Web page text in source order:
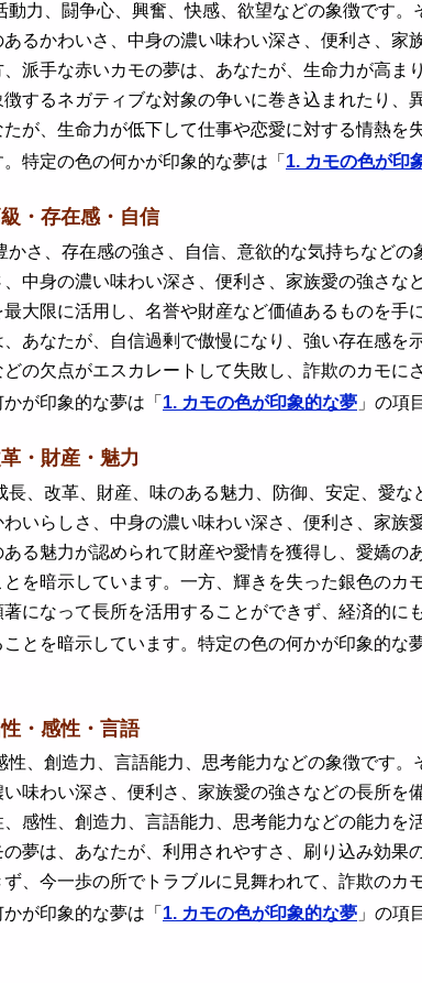
力、闘争心、興奮、快感、欲望などの象徴です
るかわいさ、中身の濃い味わい深さ、便利さ、
派手な赤いカモの夢は、あなたが、生命力が高
するネガティブな対象の争いに巻き込まれたり
が、生命力が低下して仕事や恋愛に対する情熱
特定の色の何かが印象的な夢は「 1. カモの色が印
・存在感・自信
さ、存在感の強さ、自信、意欲的な気持ちなど
中身の濃い味わい深さ、便利さ、家族愛の強さ
大限に活用し、名誉や財産など価値あるものを
あなたが、自信過剰で傲慢になり、強い存在感
の欠点がエスカレートして失敗し、詐欺のカモ
が印象的な夢は「 1. カモの色が印象的な夢 」の項
・財産・魅力
、改革、財産、味のある魅力、防御、安定、愛
いらしさ、中身の濃い味わい深さ、便利さ、家
る魅力が認められて財産や愛情を獲得し、愛嬌
を暗示しています。一方、輝きを失った銀色の
になって長所を活用することができず、経済的
とを暗示しています。特定の色の何かが印象的な
・感性・言語
、創造力、言語能力、思考能力などの象徴です
味わい深さ、便利さ、家族愛の強さなどの長所
感性、創造力、言語能力、思考能力などの能力
夢は、あなたが、利用されやすさ、刷り込み効
、今一歩の所でトラブルに見舞われて、詐欺の
が印象的な夢は「 1. カモの色が印象的な夢 」の項